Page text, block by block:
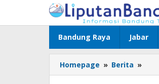
konten
Bandung Raya Jabar
Homepage » Berita »
dan